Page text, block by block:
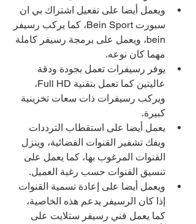
ويعمل أيضا على تفعيل اشتراك بي ان
سبورت Bein Sport، كما يركب رسيفر
bein، ويعمل على برمجة رسيفر كاملة
مهما كان نوعه.
يوفر رسيفرات تعمل بجودة ودقة
عاليتين كما تعمل بتقنية Full HD،
ويركب رسيفرات ذات سعات تخزينية
كبيرة.
يعمل أيضا على استقطاب الترددات
ويفك تشفير القنوات الفضائية، وينزل
القنوات المرغوب بها، كما يعمل على
تنسيق القنوات حسب رغبة العميل.
ويعمل أيضا على إعادة تسمية القنوات
إذا كان الرسيفر يدعم هذه الخاصية،
كما يعمل فني رسيفر ستلايت على